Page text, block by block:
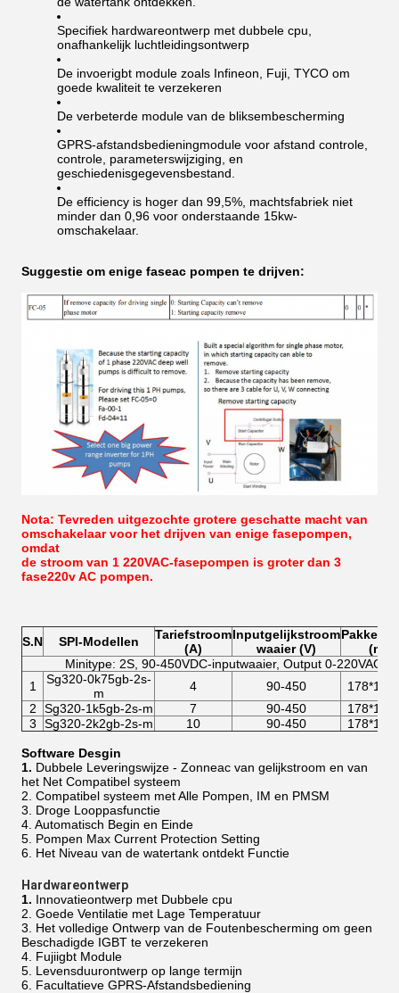
Specifiek hardwareontwerp met dubbele cpu,
onafhankelijk luchtleidingsontwerp
De invoerigbt module zoals Infineon, Fuji, TYCO om
goede kwaliteit te verzekeren
De verbeterde module van de bliksembescherming
GPRS-afstandsbedieningmodule voor afstand controle,
controle, parameterswijziging, en
geschiedenisgegevensbestand.
De efficiency is hoger dan 99,5%, machtsfabriek niet
minder dan 0,96 voor onderstaande 15kw-
omschakelaar.
Suggestie om enige faseac pompen te drijven:
Nota: Tevreden uitgezochte grotere geschatte macht van
omschakelaar voor het drijven van enige fasepompen,
omdat
de stroom van 1 220VAC-fasepompen is groter dan 3
fase220v AC pompen.
S.N SPI-Modellen
Tariefstroom
(A)
Inputgelijkstroom
waaier (V)
(mm)
Minitype: 2S, 90-450VDC-inputwaaier, Output 0-220VAC
1
Sg320-0k75gb-2s-
m
4 90-450
2
Sg320-1k5gb-2s-m 7 90-450
3
Sg320-2k2gb-2s-m 10 90-450
Software Desgin
1. Dubbele Leveringswijze - Zonneac van gelijkstroom en van
het Net Compatibel systeem
2. Compatibel systeem met Alle Pompen, IM en PMSM
3. Droge Looppasfunctie
4. Automatisch Begin en Einde
5. Pompen Max Current Protection Setting
6. Het Niveau van de watertank ontdekt Functie
Hardwareontwerp
1. Innovatieontwerp met Dubbele cpu
2. Goede Ventilatie met Lage Temperatuur
3. Het volledige Ontwerp van de Foutenbescherming om geen
Beschadigde IGBT te verzekeren
4. Fujiigbt Module
5. Levensduurontwerp op lange termijn
6. Facultatieve GPRS-Afstandsbediening